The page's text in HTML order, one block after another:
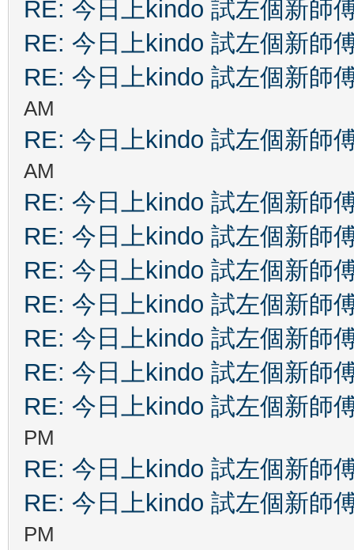
RE: 今日上kindo 試左個新師
RE: 今日上kindo 試左個新師
RE: 今日上kindo 試左個新師
AM
RE: 今日上kindo 試左個新師
AM
RE: 今日上kindo 試左個新師
RE: 今日上kindo 試左個新師
RE: 今日上kindo 試左個新師
RE: 今日上kindo 試左個新師
RE: 今日上kindo 試左個新師
RE: 今日上kindo 試左個新師
RE: 今日上kindo 試左個新師
PM
RE: 今日上kindo 試左個新師
RE: 今日上kindo 試左個新師
PM